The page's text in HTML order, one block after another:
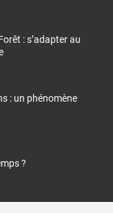
: s’adapter au
: un phénomène
?